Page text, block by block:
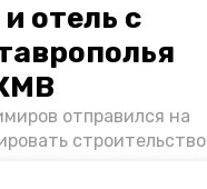
отель с
отправился на
строительство
предложения о
откликаться